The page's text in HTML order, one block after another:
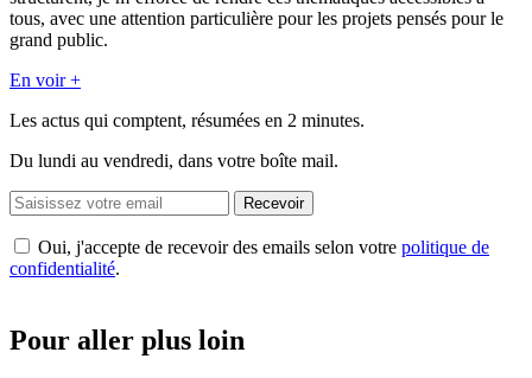
tous, avec une attention particulière pour les projets pensés pour le
grand public.
En voir +
Les actus qui comptent, résumées en 2 minutes.
Du lundi au vendredi, dans votre boîte mail.
Recevoir
Oui, j'accepte de recevoir des emails selon votre politique de
confidentialité.
Pour aller plus loin